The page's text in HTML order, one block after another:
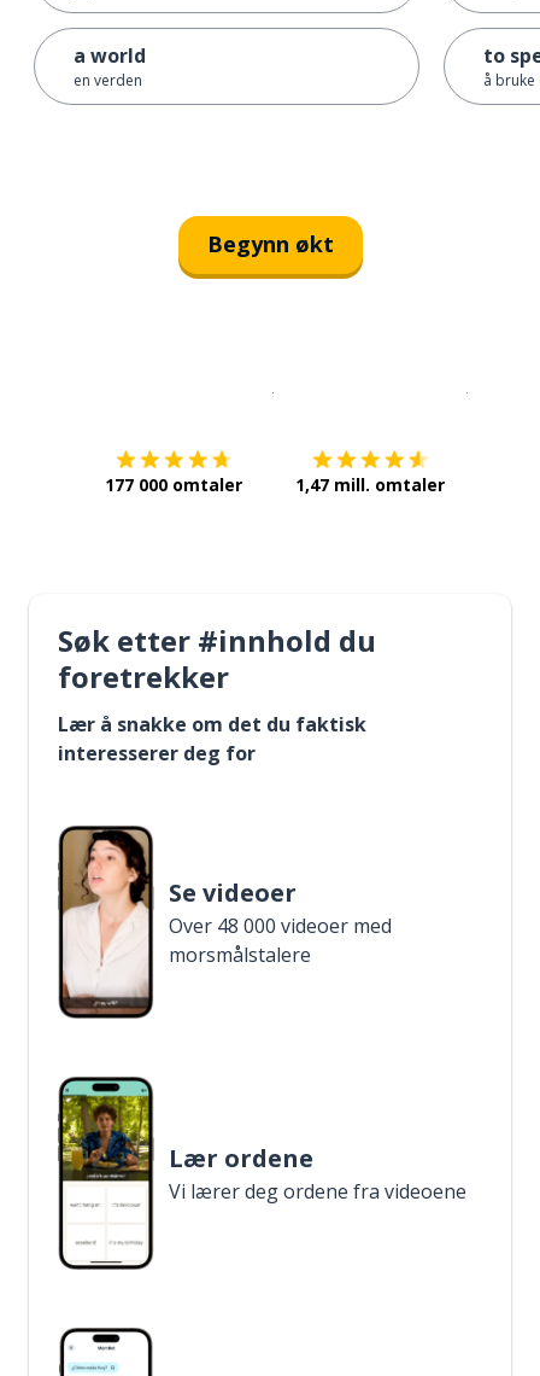
a world
en verden
to
å
Begynn økt
177 000 omtaler 1,47 mill. omtaler
Søk etter #innhold du
foretrekker
Lær å snakke om det du faktisk
interesserer deg for
Se videoer
Over 48 000 videoer med
morsmålstalere
Lær ordene
Vi lærer deg ordene fra videoene